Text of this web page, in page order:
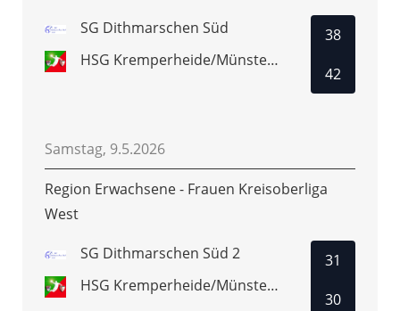
SG Dithmarschen Süd
HSG Kremperheide/Münsterdorf 2
38
42
Samstag, 9.5.2026
Region Erwachsene - Frauen Kreisoberliga
West
SG Dithmarschen Süd 2
HSG Kremperheide/Münsterdorf 2
31
30